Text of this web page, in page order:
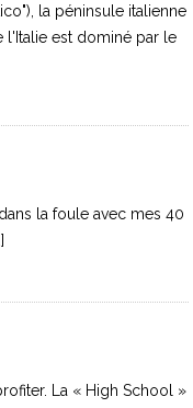
la péninsule italienne
l'Italie est dominé par le
la foule avec mes 40
La « High School »